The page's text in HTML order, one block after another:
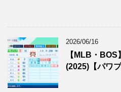
2026/06/16
【MLB・
(2025)【パワ